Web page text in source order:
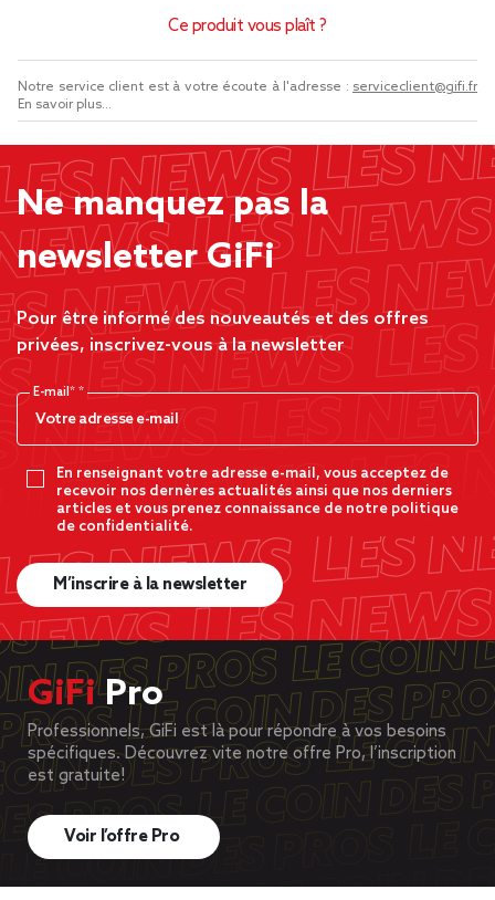
Ce produit vous plaît ?
Notre service client est à votre écoute à l'adresse : serviceclient@gifi.fr
En savoir plus...
Ne manquez pas la
newsletter GiFi
Pour être informé des nouveautés et des offres
privées, inscrivez-vous à la newsletter
E-mail*
En renseignant votre adresse e-mail, vous acceptez de
recevoir nos dernères actualités ainsi que nos derniers
articles et vous prenez connaissance de notre politique
de confidentialité.
M’inscrire à la newsletter
GiFiPro
Professionnels, GiFi est là pour répondre à vos besoins
spécifiques. Découvrez vite notre offre Pro, l’inscription
est gratuite!
Voir l’offre Pro